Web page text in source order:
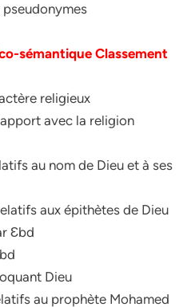
sémantique Classement
religieux
avec la religion
au nom de Dieu et à ses
aux épithètes de Dieu
Ԑbd
Dieu
au prophète Mohamed